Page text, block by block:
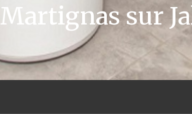
Martignas sur